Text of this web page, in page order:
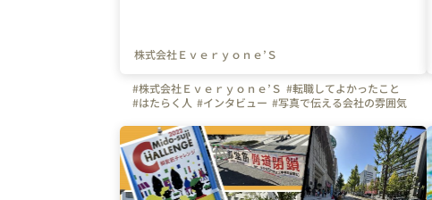
株式会社Ｅｖｅｒｙｏｎｅ’Ｓ
#株式会社Ｅｖｅｒｙｏｎｅ’Ｓ #転職してよかったこと
#はたらく人 #インタビュー #写真で伝える会社の雰囲気
#岐阜県 #静岡県 #大阪府 #京都府 #兵庫県 #広島県
#岡山県 #エブリワンズの人たち #ベンチャー
#エブリワンズ #名古屋市 #販売 #人事 #面接官
#大阪市
#スマホ #携帯 #Wi-Fi #インターネット #ホワイト企業